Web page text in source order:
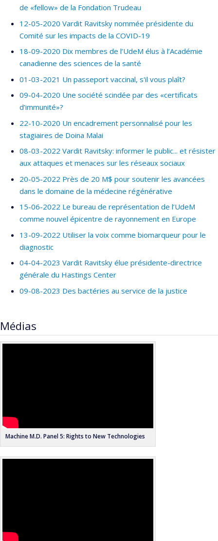
de «fellow» de la Fondation Trudeau
12-05-2020 Vardit Ravitsky nommée présidente du
Comité sur les impacts de la COVID-19
18-09-2020 Dix membres de l’UdeM élus à l’Académie
canadienne des sciences de la santé
01-03-2021 Un passeport vaccinal, s'il vous plaît?
09-04-2020 Une société scindée par des «certificats
d’immunité»?
22-10-2020 Un encadrement personnalisé pour les
stagiaires de Doina Malai
08-03-2022 Vardit Ravitsky: informer le public... et résister
aux attaques et menaces sur les réseaux sociaux
20-05-2022 Près de 20 M$ pour soutenir les avancées
dans le domaine de la médecine régénérative
15-06-2022 Le bureau de représentation de l’UdeM
comme nouvel épicentre de rayonnement en Europe
13-09-2022 Utiliser la voix comme biomarqueur pour le
diagnostic
04-04-2023 Vardit Ravitsky élue présidente-directrice
générale du Hastings Center
09-08-2023 Des bactéries au service de la justice
Médias
Machine M.D. Panel 5: Rights to New Technologies